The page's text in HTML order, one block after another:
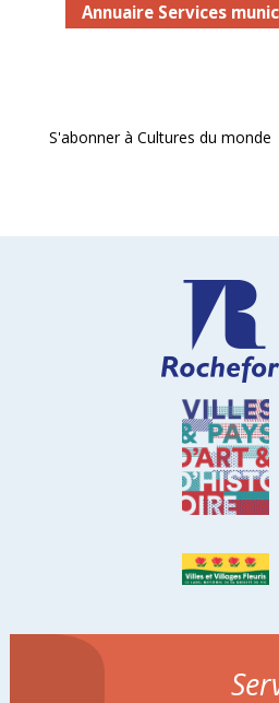
Annuaire Services
S'abonner à Cultures du monde